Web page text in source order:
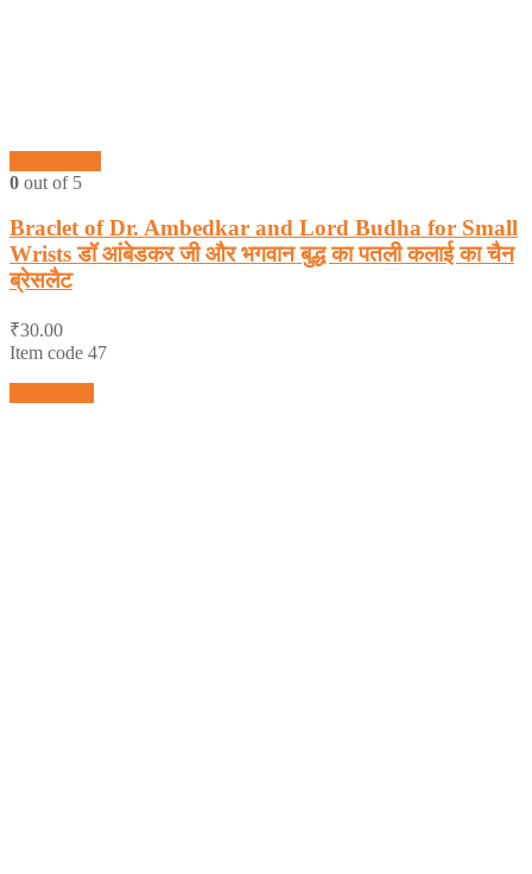
0 out of 5
Braclet of Dr. Ambedkar and Lord Budha for Small
Wrists डॉ आंबेडकर जी और भगवान बुद्ध का पतली कलाई का चैन
ब्रेसलैट
₹30.00
Item code 47